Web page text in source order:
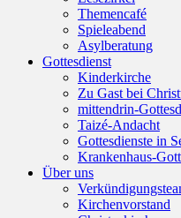
Themencafé
Spieleabend
Asylberatung
Gottesdienst
Kinderkirche
Zu Gast bei
mittendrin-
Taizé-Andacht
Gottesdienste in
Krankenhaus-
Über uns
Kirchenvorstand